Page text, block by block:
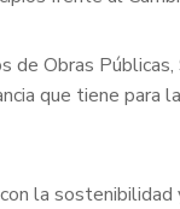
de Obras
que tiene para
la